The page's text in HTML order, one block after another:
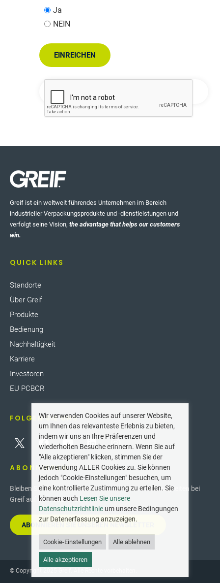
Ja
NEIN
EINREICHEN
Greif ist ein weltweit führendes Unternehmen im Bereich
industrieller Verpackungsprodukte und -dienstleistungen und
verfolgt seine Vision, the advantage that helps our customers
win.
QUICK LINKS
Standorte
Über Greif
Produkte
Bedienung
Nachhaltigkeit
Karriere
Investoren
EU PCBCR
FOLGEN SIE UNS
ABONNIEREN
Bleiben Sie über die neuesten Innovationen und Neuigkeiten bei
Greif auf dem Laufenden.
ABONNIEREN SIE UNSEREN NEWSLETTER
© Copyright 2025 Greif. Alle Rechte vorbehalten.
Wir verwenden Cookies auf unserer Website,
um Ihnen das relevanteste Erlebnis zu bieten,
indem wir uns an Ihre Präferenzen und
wiederholten Besuche erinnern. Wenn Sie auf
"Alle akzeptieren" klicken, stimmen Sie der
Verwendung ALLER Cookies zu. Sie können
jedoch "Cookie-Einstellungen" besuchen, um
eine kontrollierte Zustimmung zu erteilen. Sie
können auch Lesen Sie unsere
Datenschutzrichtlinie um unsere Bedingungen
zur Datenerfassung anzuzeigen.
Cookie-Einstellungen Alle ablehnen
Alle akzeptieren